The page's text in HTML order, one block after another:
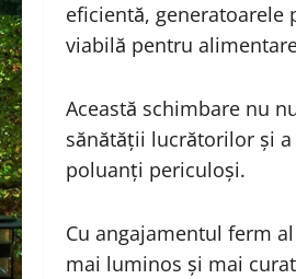
eficientă, generatoarele
viabilă pentru
Această schimbare nu
sănătății lucrătorilor și
poluanți periculoși.
Cu angajamentul ferm
mai luminos și mai